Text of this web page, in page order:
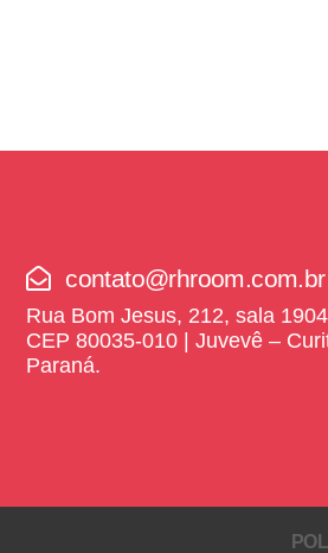
contato@rhroom.com.br
Rua Bom Jesus, 212, sala 1904
CEP 80035-010 | Juvevê –
Paraná.